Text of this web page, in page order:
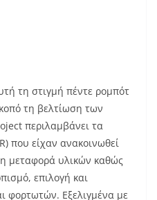
τη στιγμή πέντε ρομπότ
τη βελτίωση των
περιλαμβάνει τα
που είχαν ανακοινωθεί
μεταφορά υλικών καθώς
επιλογή και
φορτωτών. Εξελιγμένα με